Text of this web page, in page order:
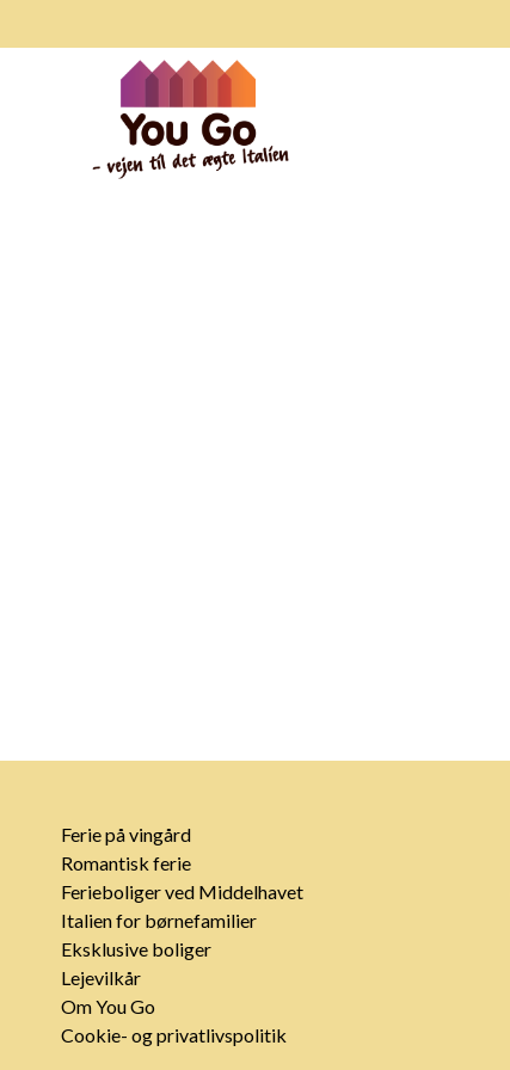
Ferie på vingård
Romantisk ferie
Ferieboliger ved Middelhavet
Italien for børnefamilier
Eksklusive boliger
Lejevilkår
Om You Go
Cookie- og privatlivspolitik